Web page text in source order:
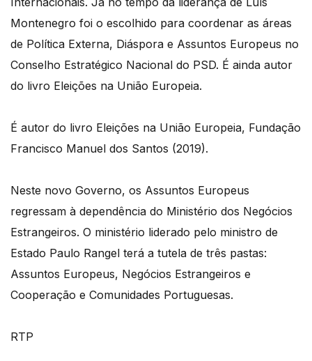
Montenegro foi o escolhido para coordenar as áreas
de Política Externa, Diáspora e Assuntos Europeus no
Conselho Estratégico Nacional do PSD. É ainda autor
do livro Eleições na União Europeia.
É autor do livro Eleições na União Europeia, Fundação
Francisco Manuel dos Santos (2019).
Neste novo Governo, os Assuntos Europeus
regressam à dependência do Ministério dos Negócios
Estrangeiros. O ministério liderado pelo ministro de
Estado Paulo Rangel terá a tutela de três pastas:
Assuntos Europeus, Negócios Estrangeiros e
Cooperação e Comunidades Portuguesas.
RTP